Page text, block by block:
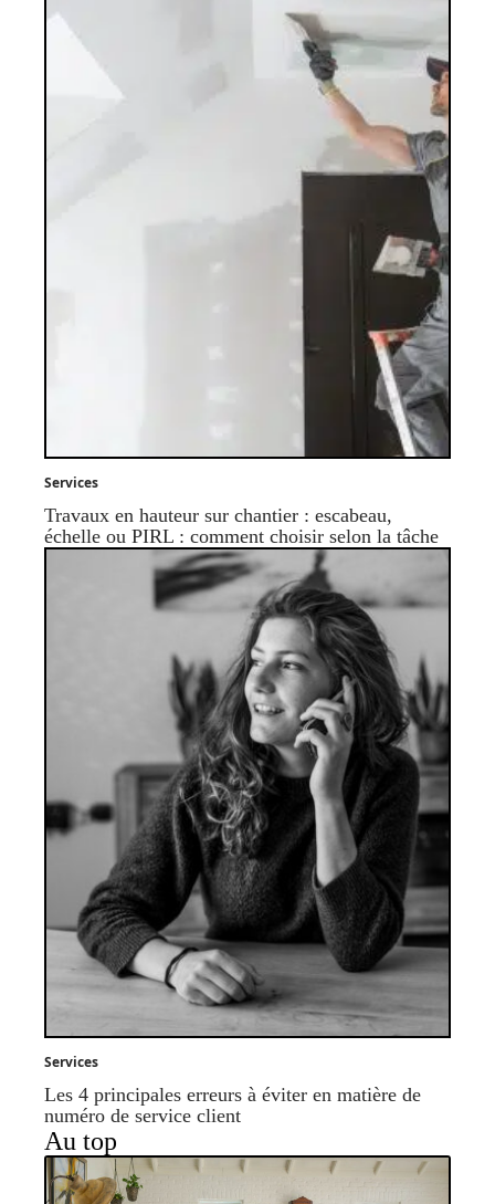
Services
Travaux en hauteur sur chantier : escabeau,
échelle ou PIRL : comment choisir selon la tâche
Services
Les 4 principales erreurs à éviter en matière de
numéro de service client
Au top